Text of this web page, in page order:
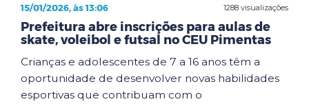
1288 visualizações
15/01/2026, às 13:06
Prefeitura abre inscrições para aulas de
skate, voleibol e futsal no CEU Pimentas
Crianças e adolescentes de 7 a 16 anos têm a
oportunidade de desenvolver novas habilidades
esportivas que contribuam com o